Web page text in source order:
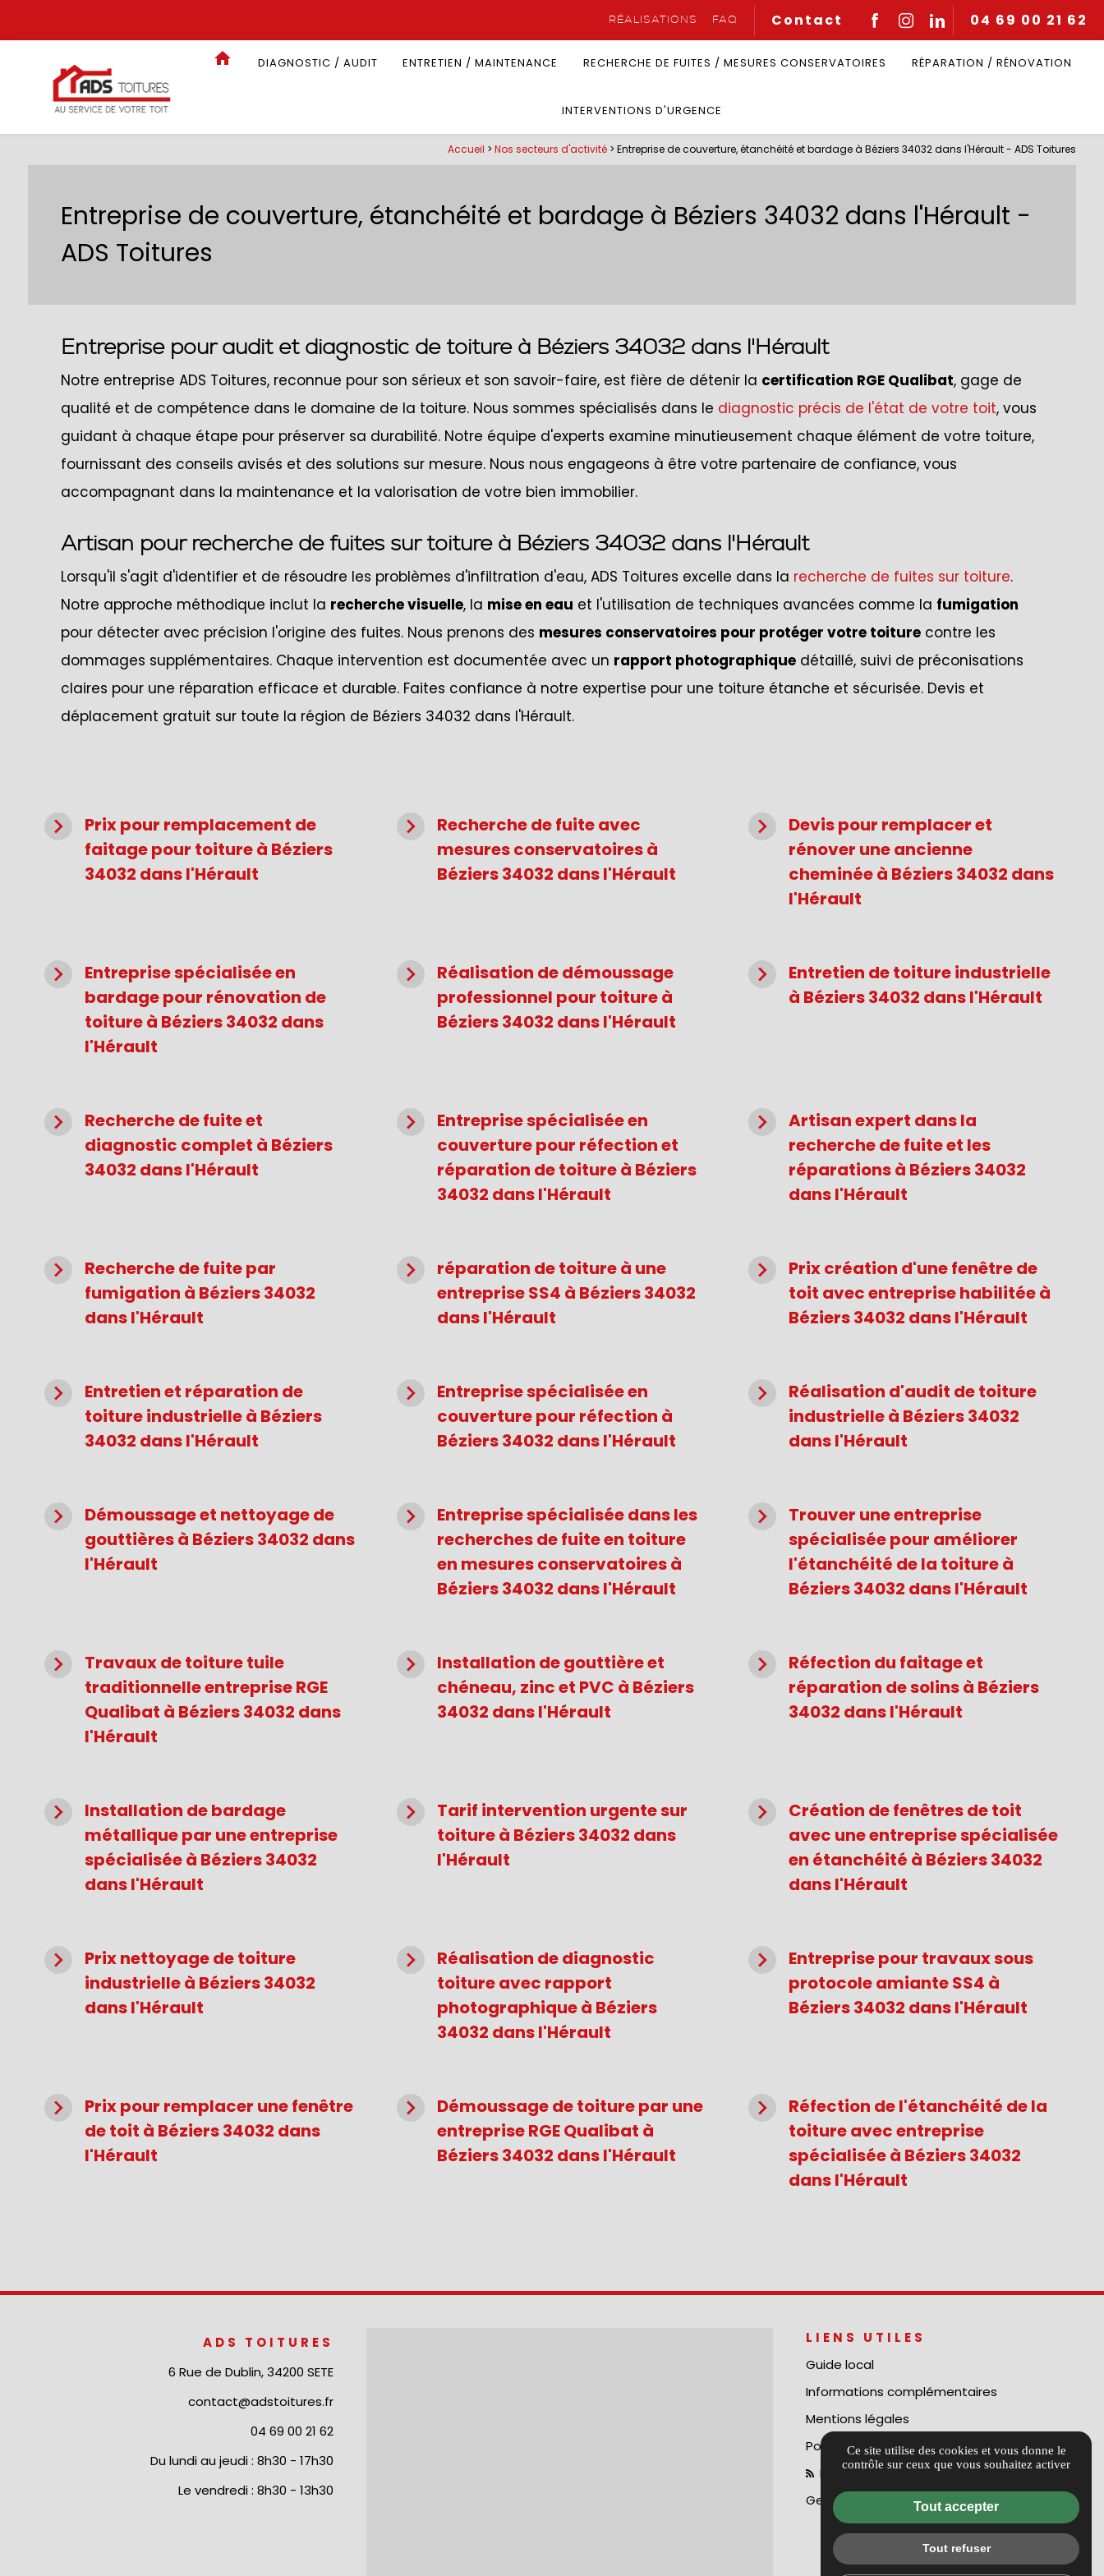
RÉALISATIONS FAQ Contact 04 69 00 21 62
DIAGNOSTIC / AUDIT ENTRETIEN / MAINTENANCE RECHERCHE DE FUITES / MESURES CONSERVATOIRES RÉPARATION / RÉNOVATION
INTERVENTIONS D'URGENCE
Accueil >Nos secteurs d'activité > Entreprise de couverture, étanchéité et bardage à Béziers 34032 dans l'Hérault - ADS Toitures
Entreprise de couverture, étanchéité et bardage à Béziers 34032 dans l'Hérault -
ADS Toitures
Entreprise pour audit et diagnostic de toiture à Béziers 34032 dans l'Hérault
Notre entreprise ADS Toitures, reconnue pour son sérieux et son savoir-faire, est fière de détenir la certification RGE Qualibat, gage de
qualité et de compétence dans le domaine de la toiture. Nous sommes spécialisés dans le diagnostic précis de l'état de votre toit, vous
guidant à chaque étape pour préserver sa durabilité. Notre équipe d'experts examine minutieusement chaque élément de votre toiture,
fournissant des conseils avisés et des solutions sur mesure. Nous nous engageons à être votre partenaire de confiance, vous
accompagnant dans la maintenance et la valorisation de votre bien immobilier.
Artisan pour recherche de fuites sur toiture à Béziers 34032 dans l'Hérault
Lorsqu'il s'agit d'identifier et de résoudre les problèmes d'infiltration d'eau, ADS Toitures excelle dans la recherche de fuites sur toiture.
Notre approche méthodique inclut la recherche visuelle, la mise en eau et l'utilisation de techniques avancées comme la fumigation
pour détecter avec précision l'origine des fuites. Nous prenons des mesures conservatoires pour protéger votre toiturecontre les
dommages supplémentaires. Chaque intervention est documentée avec un rapport photographiquedétaillé, suivi de préconisations
claires pour une réparation efficace et durable. Faites confiance à notre expertise pour une toiture étanche et sécurisée. Devis et
déplacement gratuit sur toute la région de Béziers 34032 dans l'Hérault.
navigate_next
Prix pour remplacement de
faitage pour toiture à Béziers
34032 dans l'Hérault
navigate_next
Recherche de fuite avec
mesures conservatoires à
Béziers 34032 dans l'Hérault
navigate_next
Devis pour remplacer et
rénover une ancienne
cheminée à Béziers 34032 dans
l'Hérault
navigate_next
Entreprise spécialisée en
bardage pour rénovation de
toiture à Béziers 34032 dans
l'Hérault
navigate_next
Réalisation de démoussage
professionnel pour toiture à
Béziers 34032 dans l'Hérault
navigate_next
Entretien de toiture industrielle
à Béziers 34032 dans l'Hérault
navigate_next
Recherche de fuite et
diagnostic complet à Béziers
34032 dans l'Hérault
navigate_next
Entreprise spécialisée en
couverture pour réfection et
réparation de toiture à Béziers
34032 dans l'Hérault
navigate_next
Artisan expert dans la
recherche de fuite et les
réparations à Béziers 34032
dans l'Hérault
navigate_next
Recherche de fuite par
fumigation à Béziers 34032
dans l'Hérault
navigate_next
réparation de toiture à une
entreprise SS4 à Béziers 34032
dans l'Hérault
navigate_next
Prix création d'une fenêtre de
toit avec entreprise habilitée à
Béziers 34032 dans l'Hérault
navigate_next
Entretien et réparation de
toiture industrielle à Béziers
34032 dans l'Hérault
navigate_next
Entreprise spécialisée en
couverture pour réfection à
Béziers 34032 dans l'Hérault
navigate_next
Réalisation d'audit de toiture
industrielle à Béziers 34032
dans l'Hérault
navigate_next
Démoussage et nettoyage de
gouttières à Béziers 34032 dans
l'Hérault
navigate_next
Entreprise spécialisée dans les
recherches de fuite en toiture
en mesures conservatoires à
Béziers 34032 dans l'Hérault
navigate_next
Trouver une entreprise
spécialisée pour améliorer
l'étanchéité de la toiture à
Béziers 34032 dans l'Hérault
navigate_next
Travaux de toiture tuile
traditionnelle entreprise RGE
Qualibat à Béziers 34032 dans
l'Hérault
navigate_next
Installation de gouttière et
chéneau, zinc et PVC à Béziers
34032 dans l'Hérault
navigate_next
Réfection du faitage et
réparation de solins à Béziers
34032 dans l'Hérault
navigate_next
Installation de bardage
métallique par une entreprise
spécialisée à Béziers 34032
dans l'Hérault
navigate_next
Tarif intervention urgente sur
toiture à Béziers 34032 dans
l'Hérault
navigate_next
Création de fenêtres de toit
avec une entreprise spécialisée
en étanchéité à Béziers 34032
dans l'Hérault
navigate_next
Prix nettoyage de toiture
industrielle à Béziers 34032
dans l'Hérault
navigate_next
Réalisation de diagnostic
toiture avec rapport
photographique à Béziers
34032 dans l'Hérault
navigate_next
Entreprise pour travaux sous
protocole amiante SS4 à
Béziers 34032 dans l'Hérault
navigate_next
Prix pour remplacer une fenêtre
de toit à Béziers 34032 dans
l'Hérault
navigate_next
Démoussage de toiture par une
entreprise RGE Qualibat à
Béziers 34032 dans l'Hérault
navigate_next
Réfection de l'étanchéité de la
toiture avec entreprise
spécialisée à Béziers 34032
dans l'Hérault
ADS TOITURES
6 Rue de Dublin, 34200 SETE
contact@adstoitures.fr
04 69 00 21 62
Du lundi au jeudi : 8h30 - 17h30
Le vendredi : 8h30 - 13h30
LIENS UTILES
Guide local
Informations complémentaires
Mentions légales
Politique de confidentialité
Flux RSS
Gestion des cookies
Ce site utilise des cookies et vous donne le
contrôle sur ceux que vous souhaitez activer
Tout accepter
Tout refuser